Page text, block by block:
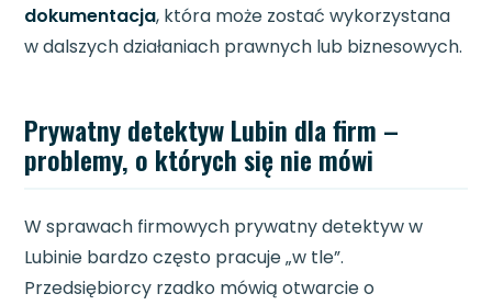
dokumentacja, która może zostać wykorzystana
w dalszych działaniach prawnych lub biznesowych.
Prywatny detektyw Lubin dla firm –
problemy, o których się nie mówi
W sprawach firmowych prywatny detektyw w
Lubinie bardzo często pracuje „w tle”.
Przedsiębiorcy rzadko mówią otwarcie o